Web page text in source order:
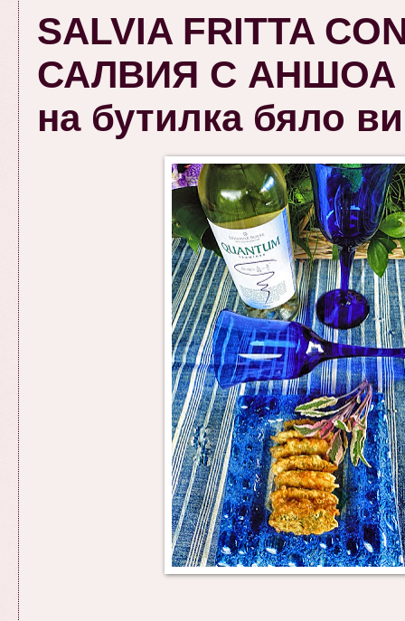
SALVIA FRITTA
САЛВИЯ С АНШОА -
на бутилка бяло